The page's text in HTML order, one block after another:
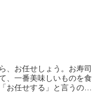
、お任せしょう。お寿司
、一番美味しいものを食
お任せする」と言うのが